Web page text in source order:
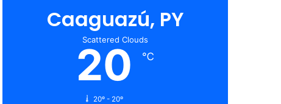
Caaguazú, PY
Scattered Clouds
20 ℃
20º - 20º